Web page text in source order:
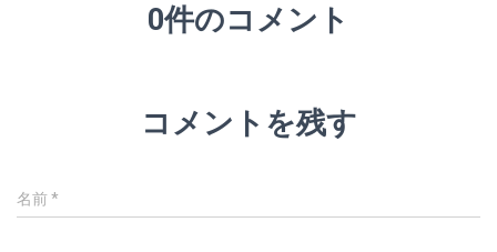
0件のコメント
コメントを残す
名前*